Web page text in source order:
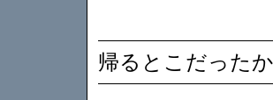
帰るとこだった